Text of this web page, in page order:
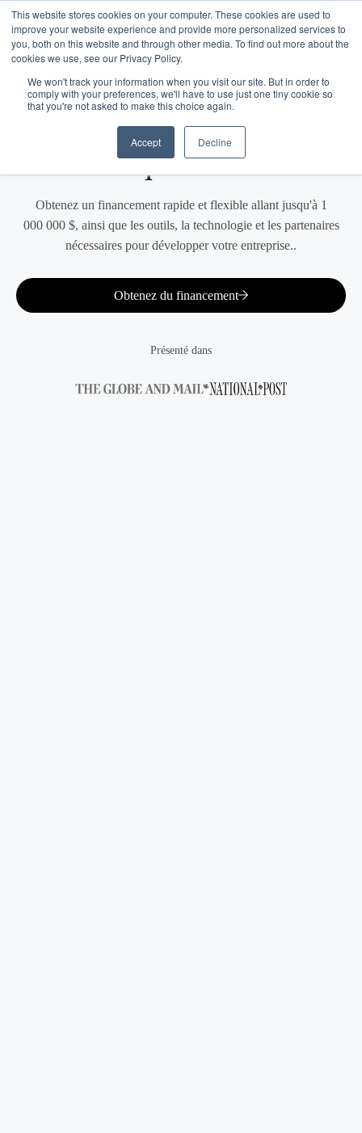
This website stores cookies on your computer. These cookies are used to
improve your website experience and provide more personalized services to
you, both on this website and through other media. To find out more about the
cookies we use, see our Privacy Policy.
We won't track your information when you visit our site. But in order to
comply with your preferences, we'll have to use just one tiny cookie so
that you're not asked to make this choice again.
Accept Decline
Financer votre croissance
n'est qu'undébut.
Obtenez un financement rapide et flexible allant jusqu'à 1
000 000 $, ainsi que les outils, la technologie et les partenaires
nécessaires pour développer votre entreprise..
Obtenez du financement
Présenté dans